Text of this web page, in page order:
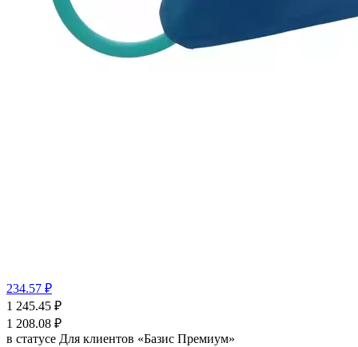
234.57 ₽
1 245.45 ₽
1 208.08 ₽
в статусе Для клиентов «Базис Премиум»